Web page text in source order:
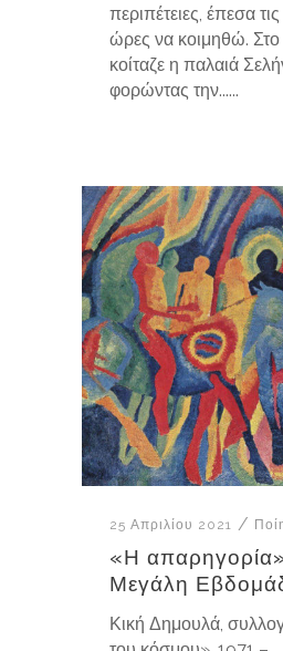
περιπέτειες, έπεσα
ώρες να κοιμηθώ. Στο
κοίταζε η παλαιά
φορώντας την......
25 Απριλίου 2021
«Η
Μεγάλη
Κική Δημουλά,